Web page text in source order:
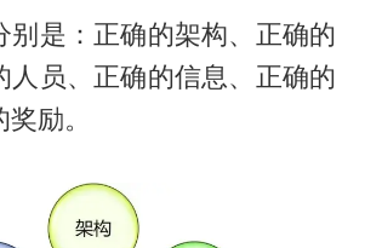
别是：正确的架构、正确的
人员、正确的信息、正确的
励。